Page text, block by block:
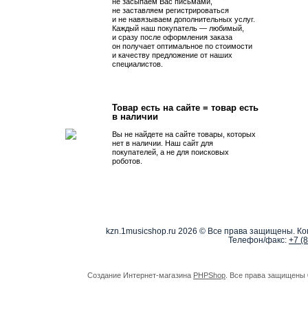
не заставляем регистрироваться
и не навязываем дополнительных услуг.
Каждый наш покупатель — любимый,
и сразу после оформления заказа
он получает оптимальное по стоимости
и качеству предложение от наших
специалистов.
Товар есть на сайте = товар есть
в наличии
Вы не найдете на сайте товары, которых
нет в наличии. Наш сайт для
покупателей, а не для поисковых
роботов.
kzn.1musicshop.ru 2026 © Все права защищены.
Телефон/факс: +7
Создание Интернет-магазина PHPShop . Все права защищены